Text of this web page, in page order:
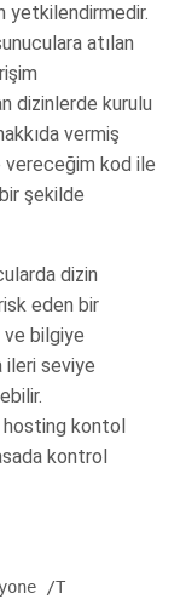
yetkilendirmedir.
atılan
dizinlerde kurulu
vermiş
vereceğim kod ile
şekilde
dizin
eden bir
ve bilgiye
ileri seviye
kontol
kontrol
/T